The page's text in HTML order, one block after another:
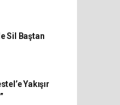
Sil Baştan
Yakışır